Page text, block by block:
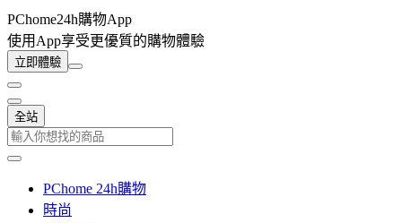
PChome24h購物App
使用App享受更優質的購物體驗
立即體驗
全站
PChome 24h購物
時尚